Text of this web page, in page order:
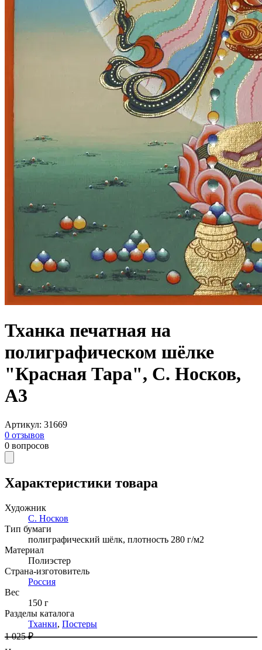
Тханка печатная на
полиграфическом шёлке
"Красная Тара", С. Носков,
A3
Артикул: 31669
0 отзывов
0 вопросов
Характеристики товара
Художник
С. Носков
Тип бумаги
полиграфический шёлк, плотность 280 г/м2
Материал
Полиэстер
Страна-изготовитель
Россия
Вес
150 г
Разделы каталога
Тханки, Постеры
1 025 ₽